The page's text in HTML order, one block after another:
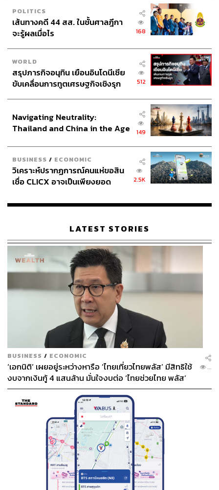
POLITICS
เส้นทางคดี 44 สส. ในชั้นศาลฎีกา
จะรู้ผลเมื่อไร
168
WORLD
สรุปภารกิจอนุทิน เยือนอินโดนีเซีย
ขับเคลื่อนการทูตเศรษฐกิจเชิงรุก
512
Navigating Neutrality:
Thailand and China in the Age
149
BUSINESS / ECONOMIC
วิเคราะห์ปรากฏการณ์คนแห่ขอสิน
เชื่อ CLICX อาจเป็นเพียงยอด
เรือนไทยที่ถูกซุกไว้
2.5K
LATEST STORIES
BUSINESS / ECONOMIC
‘เอกนิติ’ เผยอยู่ระหว่างหารือ ‘ไทยเที่ยวไทยพลัส’ มีสิทธิใช้
งบจากเงินกู้ 4 แสนล้าน มั่นใจงบต่อ ‘ไทยช่วยไทย พลัส’
เฟส 2 มีเพียงพอ
...